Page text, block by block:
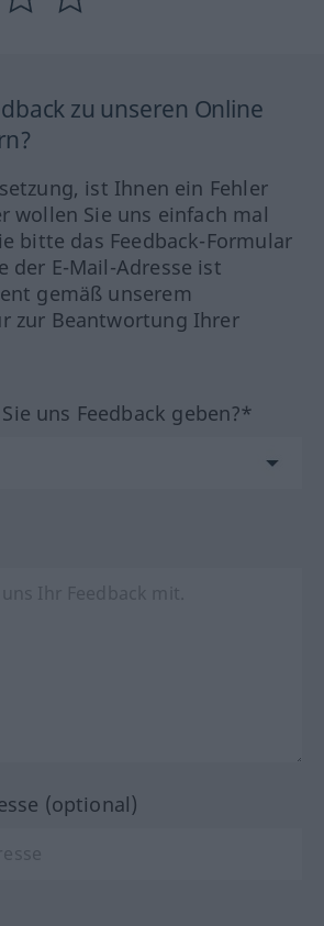
zu unseren Online
ist Ihnen ein Fehler
wollen Sie uns einfach mal
bitte das Feedback-Formular
der E-Mail-Adresse ist
gemäß unserem
zur Beantwortung Ihrer
uns Feedback geben?*
(optional)